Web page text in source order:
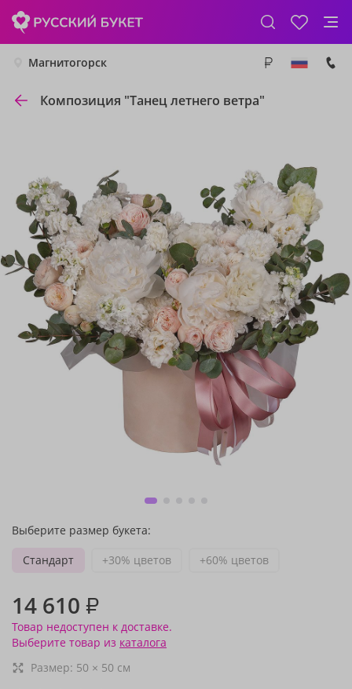
Магнитогорск
Композиция "Танец летнего ветра"
Выберите размер букета:
Стандарт
+30% цветов +60% цветов
14 610 ₽
Товар недоступен к доставке.
Выберите товар из каталога
Размер: 50 × 50 см